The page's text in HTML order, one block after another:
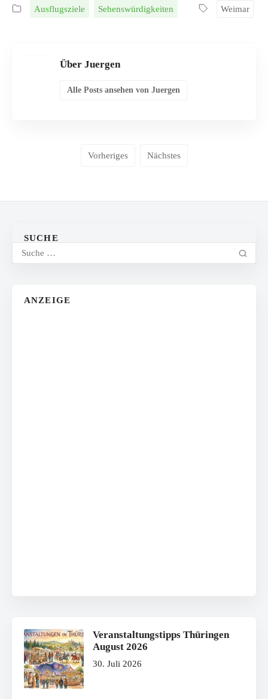
Ausflugsziele Sehenswürdigkeiten Weimar
Über Juergen
Alle Posts ansehen von Juergen
Vorheriges Nächstes
SUCHE
ANZEIGE
Veranstaltungstipps Thüringen
August 2026
30. Juli 2026